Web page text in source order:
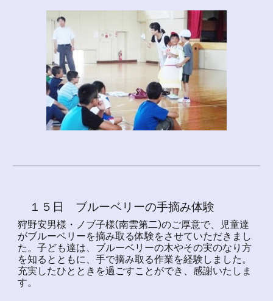
１５日 ブルーベリーの手摘み体験
狩野安男様・ノブ子様(南雲第二)のご厚意で、児童達
がブルーベリーを摘み取る体験をさせていただきまし
た。子ども達は、ブルーベリーの木やその実のなり方
を知るとともに、手で摘み取る作業を経験しました。
充実したひとときを過ごすことができ、感謝いたしま
す。